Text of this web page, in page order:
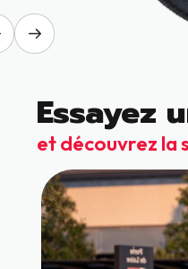
Essayez
et découvrez la